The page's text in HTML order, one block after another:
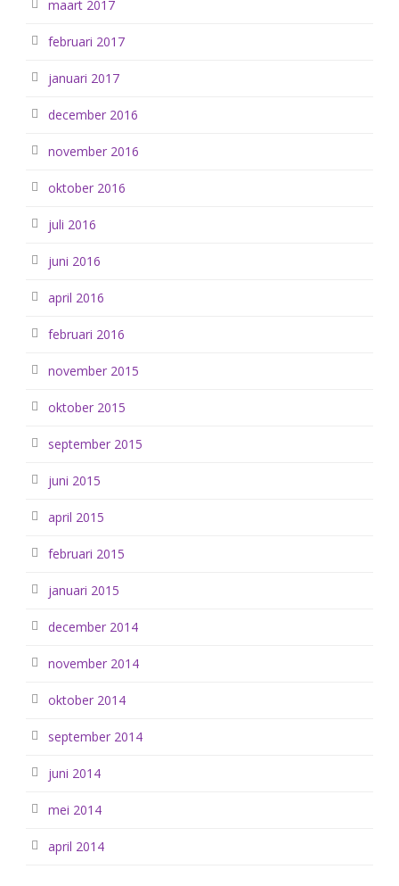
maart 2017
februari 2017
januari 2017
december 2016
november 2016
oktober 2016
juli 2016
juni 2016
april 2016
februari 2016
november 2015
oktober 2015
september 2015
juni 2015
april 2015
februari 2015
januari 2015
december 2014
november 2014
oktober 2014
september 2014
juni 2014
mei 2014
april 2014